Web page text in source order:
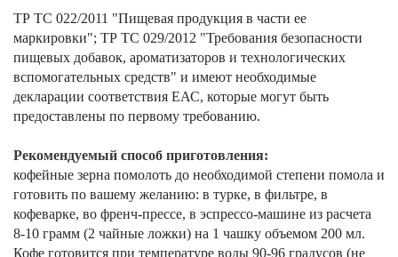
ТР ТС 022/2011 "Пищевая продукция в части ее
маркировки"; ТР ТС 029/2012 "Требования безопасности
пищевых добавок, ароматизаторов и технологических
вспомогательных средств" и имеют необходимые
декларации соответствия ЕАС, которые могут быть
предоставлены по первому требованию.
Рекомендуемый способ приготовления:
кофейные зерна помолоть до необходимой степени помола и
готовить по вашему желанию: в турке, в фильтре, в
кофеварке, во френч-прессе, в эспрессо-машине из расчета
8-10 грамм (2 чайные ложки) на 1 чашку объемом 200 мл.
Кофе готовится при температуре воды 90-96 градусов (не